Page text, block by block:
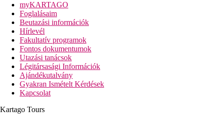
myKARTAGO
Foglalásaim
Beutazási információk
Hírlevél
Fakultatív programok
Fontos dokumentumok
Utazási tanácsok
Légitársasági Információk
Ajándékutalvány
Gyakran Ismételt Kérdések
Kapcsolat
Kartago Tours